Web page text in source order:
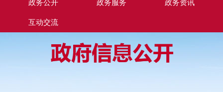
政务公开 政务服务 政务资讯
互动交流